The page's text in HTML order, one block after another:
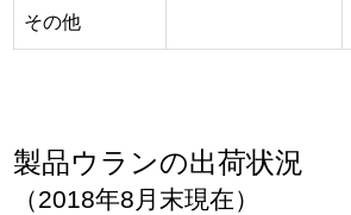
その他
製品ウランの出荷状況
（2018年8月末現在）